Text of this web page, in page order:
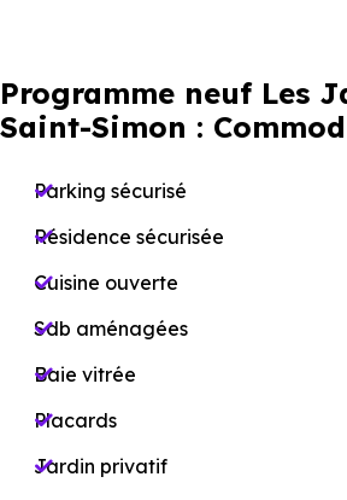
Programme neuf Les
Saint-Simon :
Parking sécurisé
Résidence sécurisée
Cuisine ouverte
Sdb aménagées
Baie vitrée
Placards
Jardin privatif